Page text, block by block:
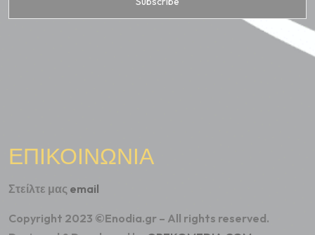
ΕΠΙΚΟΙΝΩΝΙΑ
Στείλτε μας email
Copyright 2023 ©Enodia.gr – All rights reserved.